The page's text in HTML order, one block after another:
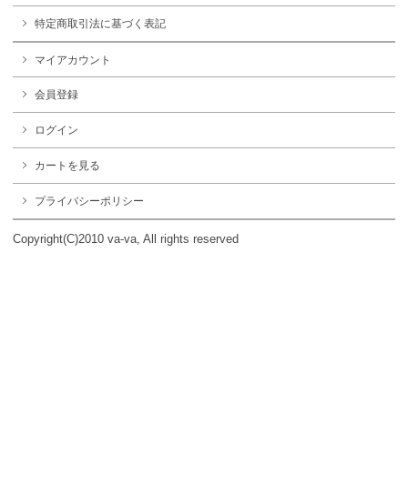
特定商取引法に基づく表記
マイアカウント
会員登録
ログイン
カートを見る
プライバシーポリシー
Copyright(C)2010 va-va, All rights reserved